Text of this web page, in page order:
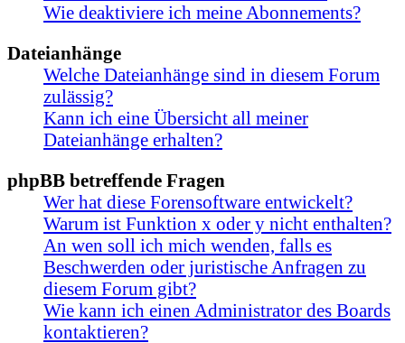
Wie deaktiviere ich meine Abonnements?
Dateianhänge
Welche Dateianhänge sind in diesem Forum
zulässig?
Kann ich eine Übersicht all meiner
Dateianhänge erhalten?
phpBB betreffende Fragen
Wer hat diese Forensoftware entwickelt?
Warum ist Funktion x oder y nicht enthalten?
An wen soll ich mich wenden, falls es
Beschwerden oder juristische Anfragen zu
diesem Forum gibt?
Wie kann ich einen Administrator des Boards
kontaktieren?